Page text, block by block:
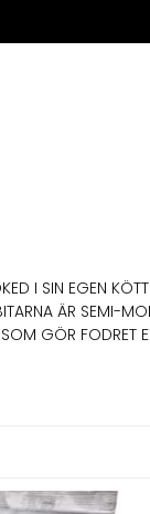
I SIN EGEN
ÄR SEMI-
SOM GÖR FODRET